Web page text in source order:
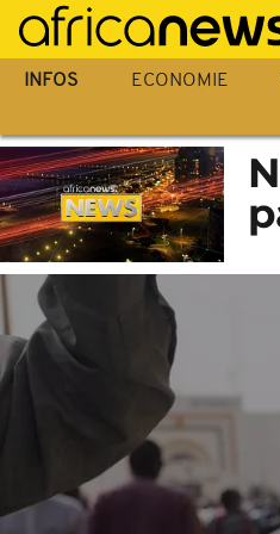
Passer
au
contenu
INFOS ECONOMIE